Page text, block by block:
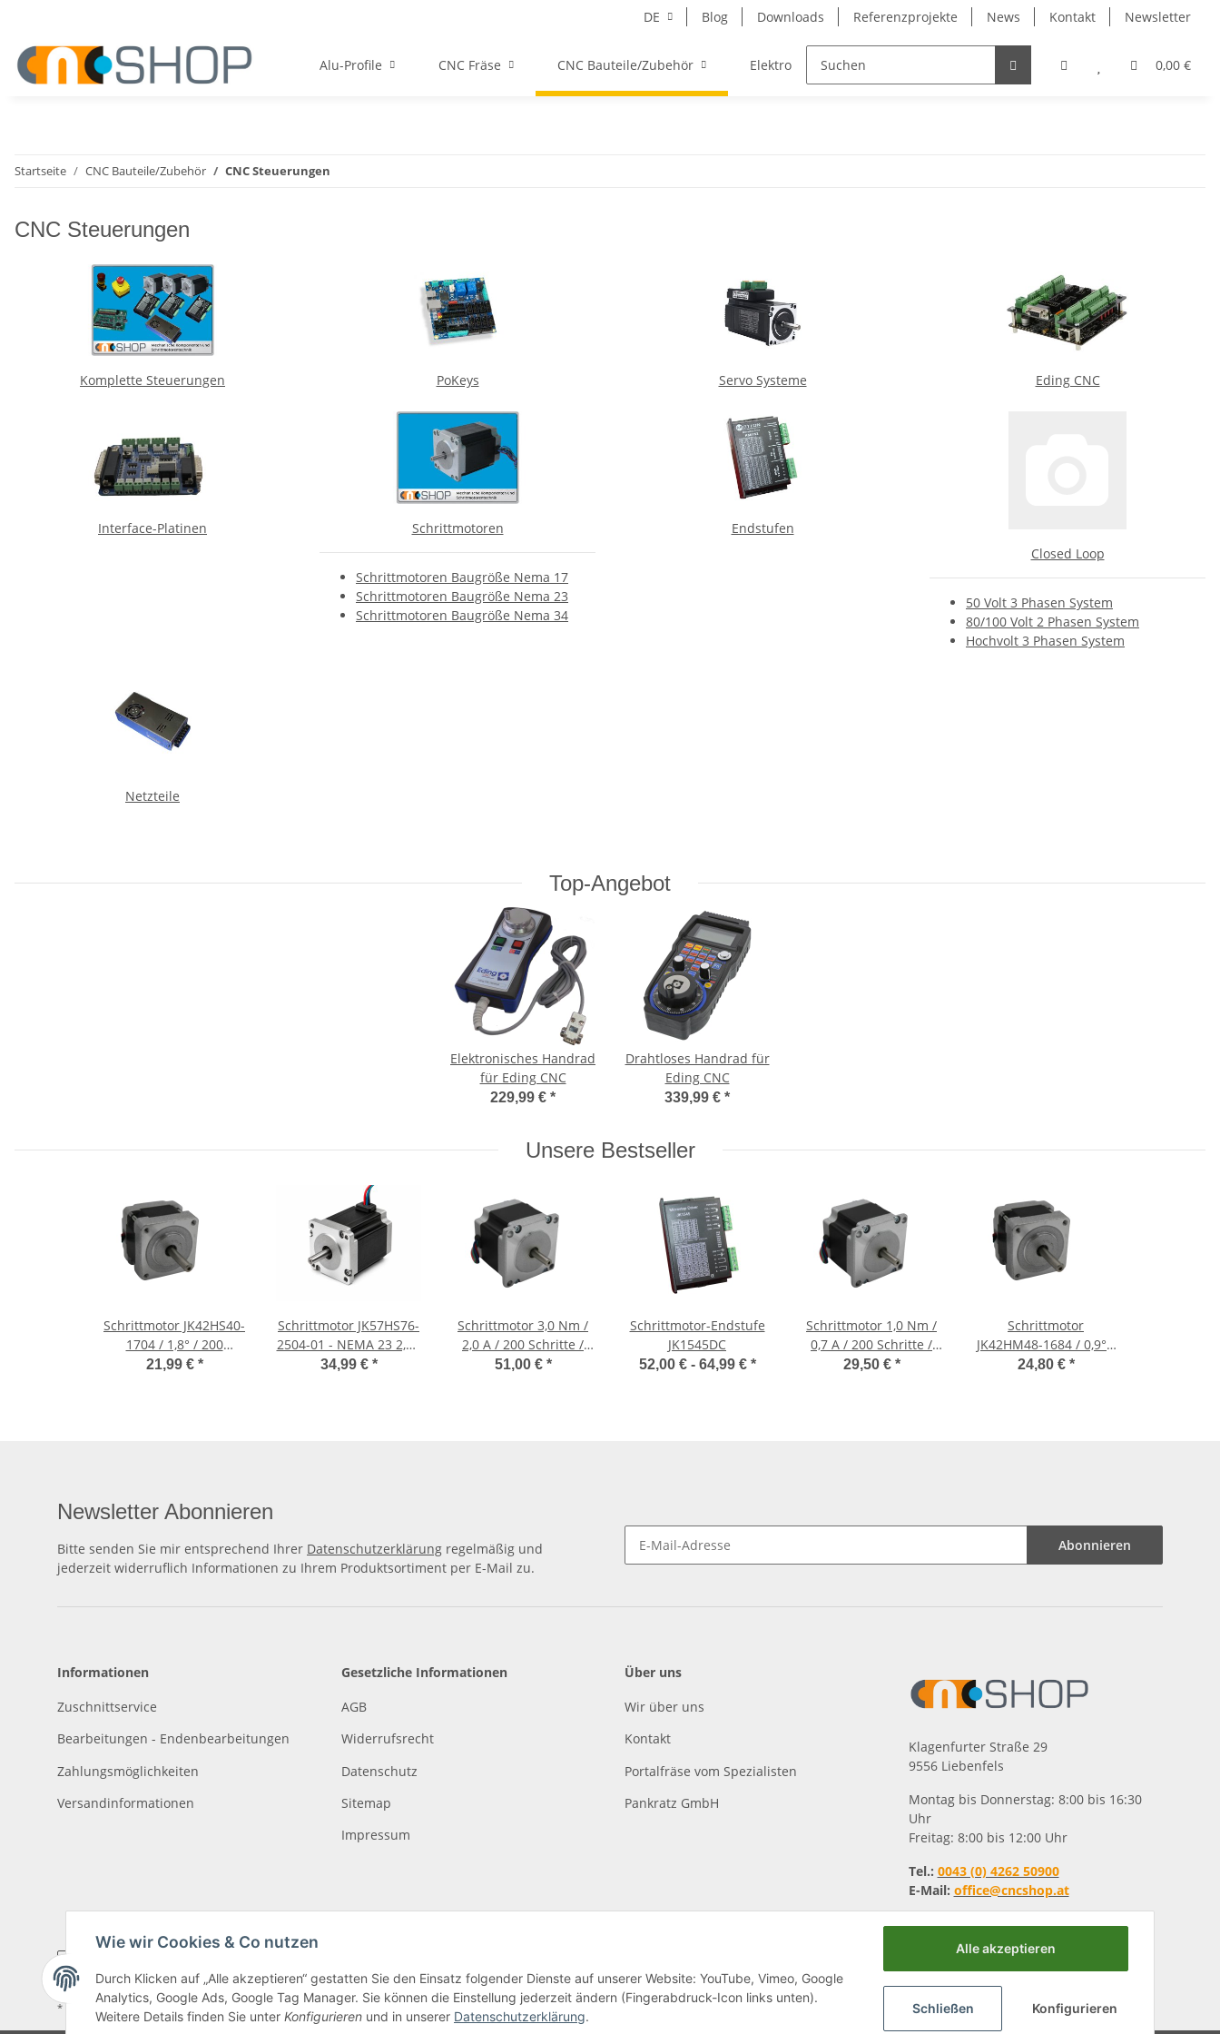
DE Blog Downloads Referenzprojekte News Kontakt Newsletter
0,00 €
Alu-Profile CNC Fräse CNC Bauteile/Zubehör Elektro Frässpindeln Lagertechnik Lineartechnik
Startseite CNC Bauteile/Zubehör CNC Steuerungen
CNC Steuerungen
Komplette Steuerungen PoKeys Servo Systeme Eding CNC
Interface-Platinen Schrittmotoren
Schrittmotoren Baugröße Nema 17
Schrittmotoren Baugröße Nema 23
Schrittmotoren Baugröße Nema 34
Endstufen
Closed Loop
50 Volt 3 Phasen System
80/100 Volt 2 Phasen System
Hochvolt 3 Phasen System
Netzteile
Top-Angebot
Elektronisches Handrad
für Eding CNC
229,99 € *
Drahtloses Handrad für
Eding CNC
339,99 € *
Unsere Bestseller
Schrittmotor JK42HS40-
1704 / 1,8° / 200
Schritte
21,99 € *
Schrittmotor JK57HS76-
2504-01 - NEMA 23 2,5A
76mm
34,99 € *
Schrittmotor 3,0 Nm /
2,0 A / 200 Schritte /
JK60HS88-2008
51,00 € *
Schrittmotor-Endstufe
JK1545DC
52,00 € - 64,99 € *
Schrittmotor 1,0 Nm /
0,7 A / 200 Schritte /
JK57HS51-0604
29,50 € *
Schrittmotor
JK42HM48-1684 / 0,9° /
400 Schritte
24,80 € *
Newsletter Abonnieren
Bitte senden Sie mir entsprechend Ihrer Datenschutzerklärung regelmäßig und
jederzeit widerruflich Informationen zu Ihrem Produktsortiment per E-Mail zu.
Abonnieren
Informationen
Zuschnittservice
Bearbeitungen - Endenbearbeitungen
Zahlungsmöglichkeiten
Versandinformationen
Gesetzliche Informationen
AGB
Widerrufsrecht
Datenschutz
Sitemap
Impressum
Über uns
Wir über uns
Kontakt
Portalfräse vom Spezialisten
Pankratz GmbH
Klagenfurter Straße 29
9556 Liebenfels
Montag bis Donnerstag: 8:00 bis 16:30
Uhr
Freitag: 8:00 bis 12:00 Uhr
Tel.: 0043 (0) 4262 50900
E-Mail: office@cncshop.at
* Alle Preise inkl. gesetzlicher USt., zzgl. Versand , zzgl. Mindermengenzuschlag
Wie wir Cookies & Co nutzen
Durch Klicken auf „Alle akzeptieren“ gestatten Sie den Einsatz folgender Dienste auf unserer Website: YouTube, Vimeo, Google
Analytics, Google Ads, Google Tag Manager. Sie können die Einstellung jederzeit ändern (Fingerabdruck-Icon links unten).
Weitere Details finden Sie unter Konfigurieren und in unserer Datenschutzerklärung.
Alle akzeptieren
Schließen Konfigurieren